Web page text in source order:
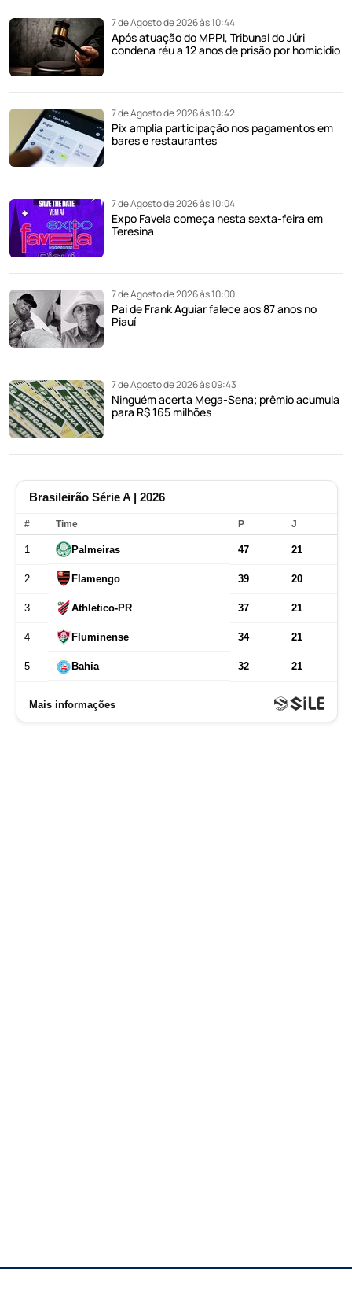
7 de Agosto de 2026 às 10:44
Após atuação do MPPI, Tribunal do Júri
condena réu a 12 anos de prisão por homicídio
7 de Agosto de 2026 às 10:42
Pix amplia participação nos pagamentos em
bares e restaurantes
7 de Agosto de 2026 às 10:04
Expo Favela começa nesta sexta-feira em
Teresina
7 de Agosto de 2026 às 10:00
Pai de Frank Aguiar falece aos 87 anos no
Piauí
7 de Agosto de 2026 às 09:43
Ninguém acerta Mega-Sena; prêmio acumula
para R$ 165 milhões